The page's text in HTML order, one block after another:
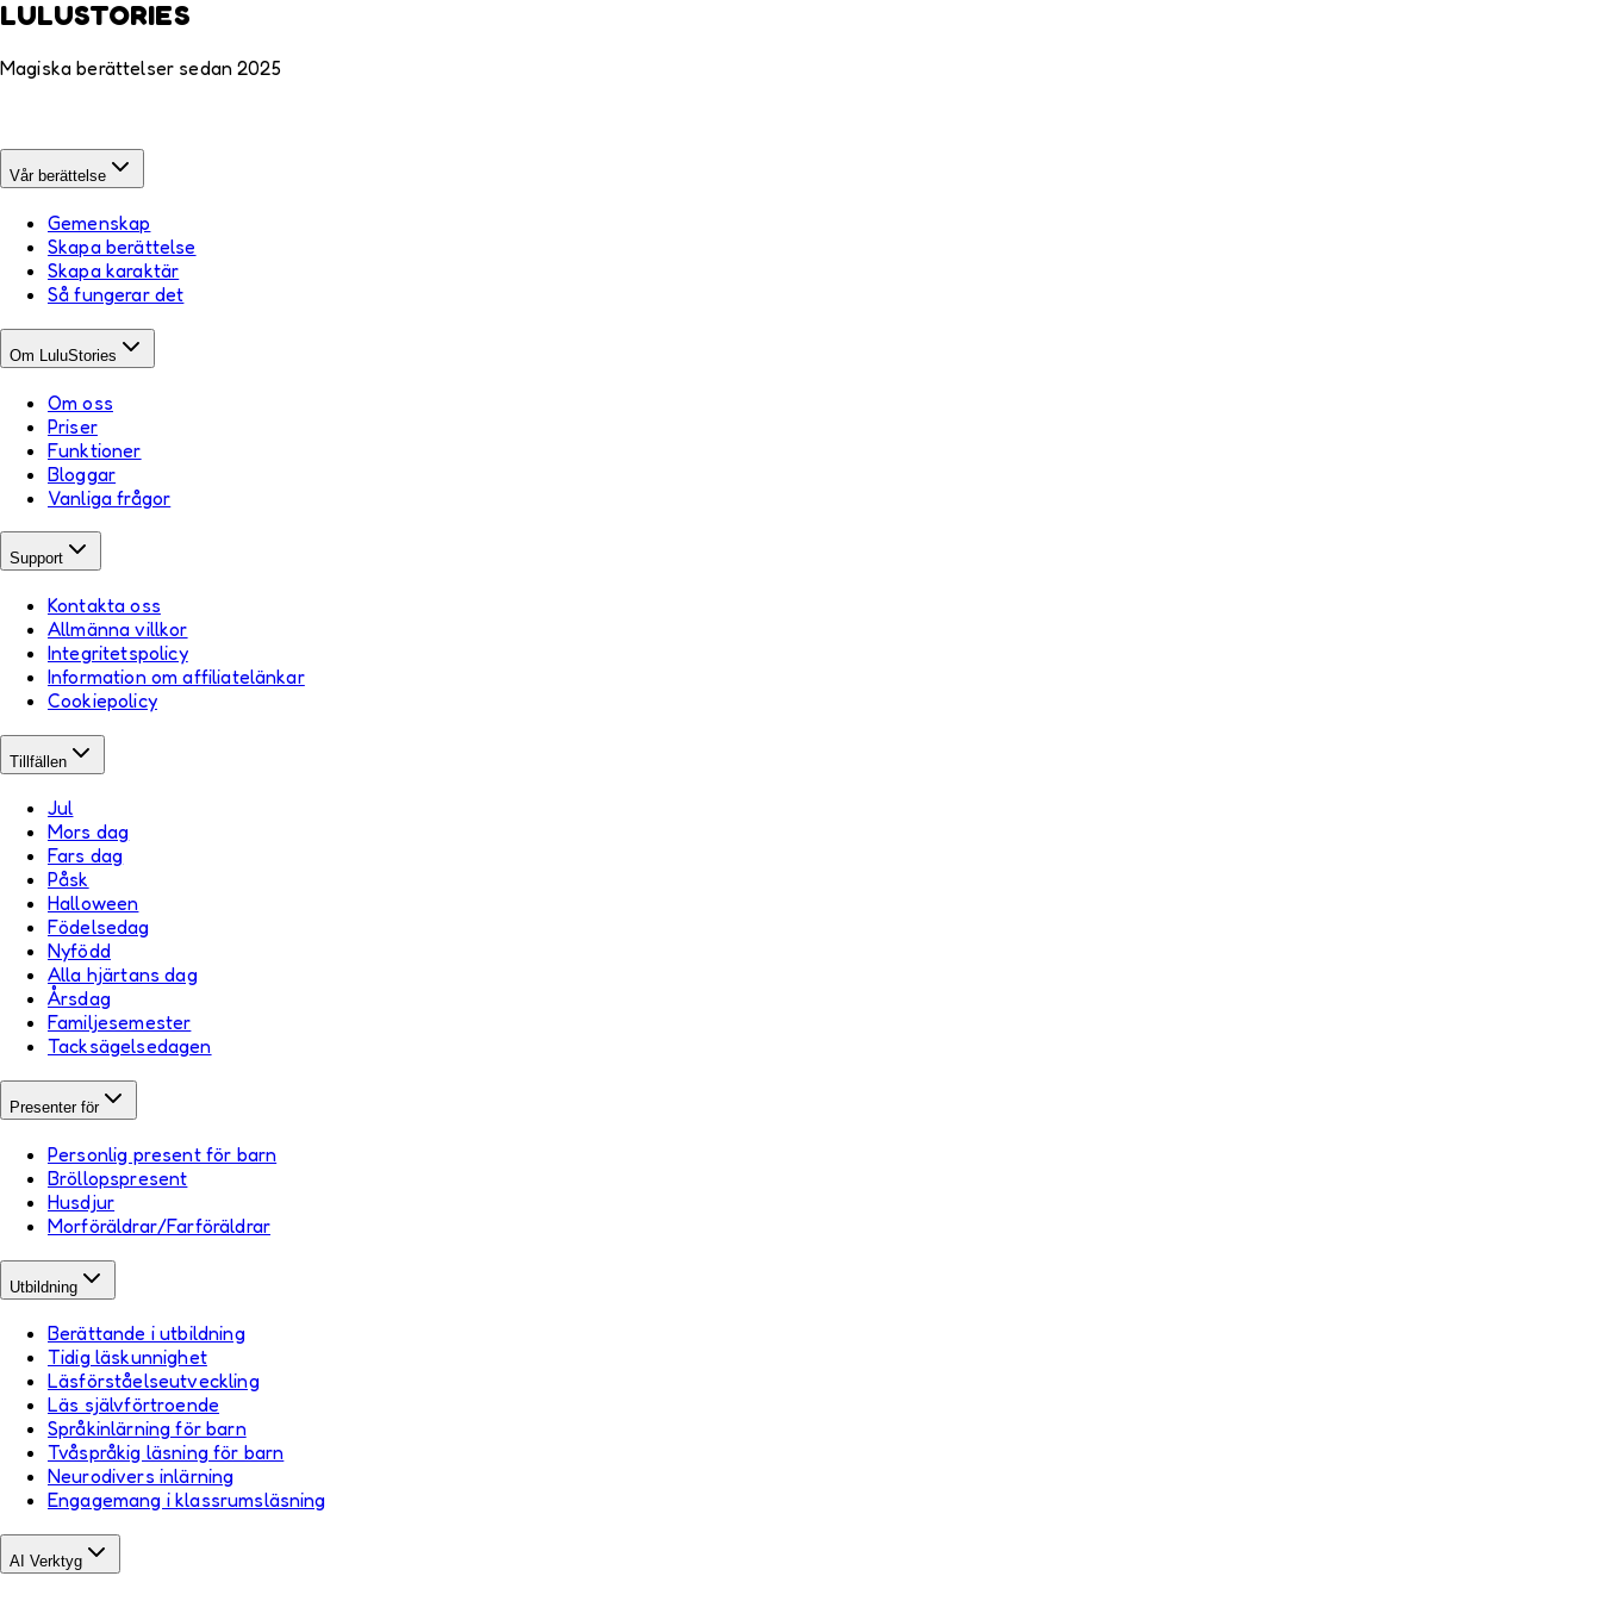
LULUSTORIES
Magiska berättelser sedan 2025
Vår berättelse
Gemenskap
Skapa berättelse
Skapa karaktär
Så fungerar det
Om LuluStories
Om oss
Priser
Funktioner
Bloggar
Vanliga frågor
Support
Kontakta oss
Allmänna villkor
Integritetspolicy
Information om affiliatelänkar
Cookiepolicy
Tillfällen
Jul
Mors dag
Fars dag
Påsk
Halloween
Födelsedag
Nyfödd
Alla hjärtans dag
Årsdag
Familjesemester
Tacksägelsedagen
Presenter för
Personlig present för barn
Bröllopspresent
Husdjur
Morföräldrar/Farföräldrar
Utbildning
Berättande i utbildning
Tidig läskunnighet
Läsförståelseutveckling
Läs självförtroende
Språkinlärning för barn
Tvåspråkig läsning för barn
Neurodivers inlärning
Engagemang i klassrumsläsning
AI Verktyg